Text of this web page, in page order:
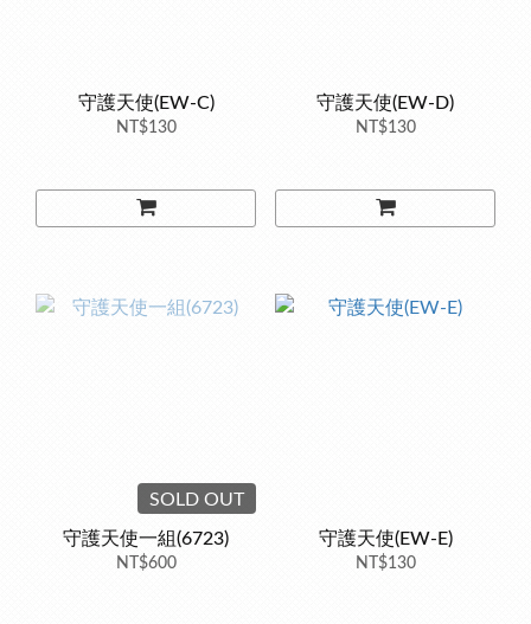
守護天使(EW-C)
NT$130
守護天使(EW-D)
NT$130
SOLD OUT
守護天使一組(6723)
NT$600
守護天使(EW-E)
NT$130